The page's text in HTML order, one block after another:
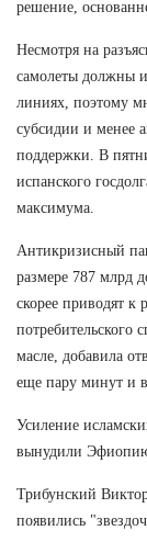
решение,
Несмотря на
самолеты должны
линиях, поэтому
субсидии и менее
поддержки. В
испанского
максимума.
Антикризисный
размере 787 млрд
скорее приводят к
потребительского
масле, добавила
еще пару минут и
Усиление
вынудили Эфиопию
Трибунский
появились